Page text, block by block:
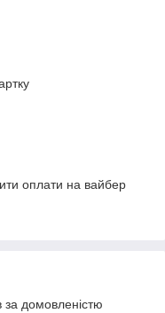
оплати на вайбер
домовленістю